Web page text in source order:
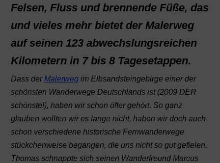
Felsen, Fluss und brennende Füße, das
und vieles mehr bietet der Malerweg
auf seinen 123 abwechslungsreichen
Kilometern in 7 bis 8 Tagesetappen.
Dass der Malerwegim Elbsandsteingebirge einer der
schönsten Wanderwege Deutschlands ist (2009 DER
schönste!), haben wir schon öfter gehört. So ganz
glauben wollten wir es lange nicht, haben wir doch auch
schon verschiedene historische Fernwanderwege
stückchenweise begangen, die uns nicht so gut gefielen.
Thomas schnappte sich seinen Wanderfreund Marcus